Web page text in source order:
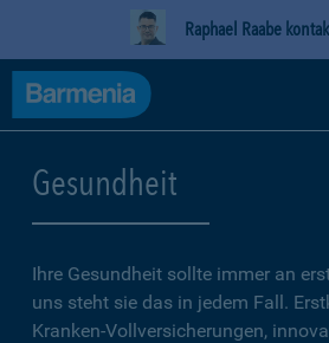
Raphael Raabe
Gesundheit
Ihre Gesundheit sollte immer an
uns steht sie das in jedem Fall.
Kranken-Vollversicherungen,